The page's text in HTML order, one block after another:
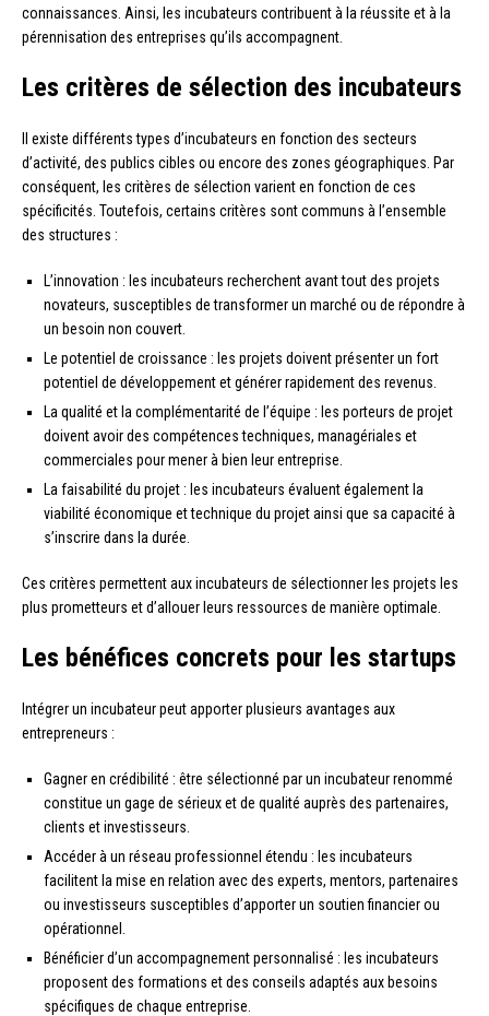
connaissances. Ainsi, les incubateurs contribuent à la réussite et à la
pérennisation des entreprises qu’ils accompagnent.
Les critères de sélection des incubateurs
Il existe différents types d’incubateurs en fonction des secteurs
d’activité, des publics cibles ou encore des zones géographiques. Par
conséquent, les critères de sélection varient en fonction de ces
spécificités. Toutefois, certains critères sont communs à l’ensemble
des structures :
L’innovation : les incubateurs recherchent avant tout des projets
novateurs, susceptibles de transformer un marché ou de répondre à
un besoin non couvert.
Le potentiel de croissance : les projets doivent présenter un fort
potentiel de développement et générer rapidement des revenus.
La qualité et la complémentarité de l’équipe : les porteurs de projet
doivent avoir des compétences techniques, managériales et
commerciales pour mener à bien leur entreprise.
La faisabilité du projet : les incubateurs évaluent également la
viabilité économique et technique du projet ainsi que sa capacité à
s’inscrire dans la durée.
Ces critères permettent aux incubateurs de sélectionner les projets les
plus prometteurs et d’allouer leurs ressources de manière optimale.
Les bénéfices concrets pour les startups
Intégrer un incubateur peut apporter plusieurs avantages aux
entrepreneurs :
Gagner en crédibilité : être sélectionné par un incubateur renommé
constitue un gage de sérieux et de qualité auprès des partenaires,
clients et investisseurs.
Accéder à un réseau professionnel étendu : les incubateurs
facilitent la mise en relation avec des experts, mentors, partenaires
ou investisseurs susceptibles d’apporter un soutien financier ou
opérationnel.
Bénéficier d’un accompagnement personnalisé : les incubateurs
proposent des formations et des conseils adaptés aux besoins
spécifiques de chaque entreprise.